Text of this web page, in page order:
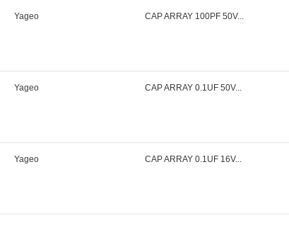
Yageo CAP ARRAY 100PF 50V...
Yageo CAP ARRAY 0.1UF 50V...
Yageo CAP ARRAY 0.1UF 16V...